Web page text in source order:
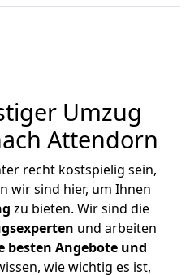
Umzug
Attendorn
recht kostspielig sein,
wir sind hier, um Ihnen
zu bieten. Wir sind die
und arbeiten
besten Angebote und
wie wichtig es ist,